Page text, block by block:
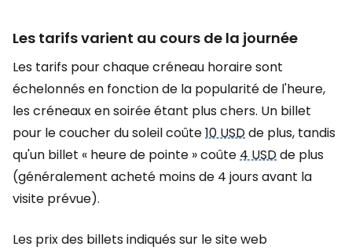
Les tarifs varient au cours de la journée
Les tarifs pour chaque créneau horaire sont
échelonnés en fonction de la popularité de l'heure,
les créneaux en soirée étant plus chers. Un billet
pour le coucher du soleil coûte10 USDde plus, tandis
qu'un billet « heure de pointe » coûte4 USDde plus
(généralement acheté moins de 4 jours avant la
visite prévue).
Les prix des billets indiqués sur le site web